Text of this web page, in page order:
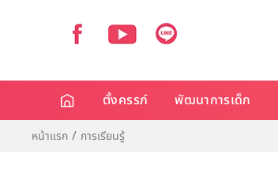
ตั้งครรภ์ พัฒนาการเด็ก
หน้าแรก การเรียนรู้